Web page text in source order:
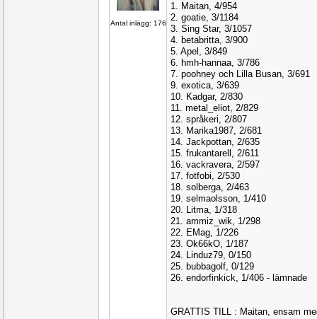
Antal inlägg: 176
1. Maitan, 4/954
2. goatie, 3/1184
3. Sing Star, 3/1057
4. betabritta, 3/900
5. Apel, 3/849
6. hmh-hannaa, 3/786
7. poohney och Lilla Busan, 3/691
9. exotica, 3/639
10. Kadgar, 2/830
11. metal_eliot, 2/829
12. språkeri, 2/807
13. Marika1987, 2/681
14. Jackpottan, 2/635
15. frukantarell, 2/611
16. vackravera, 2/597
17. fotfobi, 2/530
18. solberga, 2/463
19. selmaolsson, 1/410
20. Litma, 1/318
21. ammiz_wik, 1/298
22. EMag, 1/226
23. Ok66kO, 1/187
24. Linduz79, 0/150
25. bubbagolf, 0/129
26. endorfinkick, 1/406 - lämnade
GRATTIS TILL : Maitan, ensam